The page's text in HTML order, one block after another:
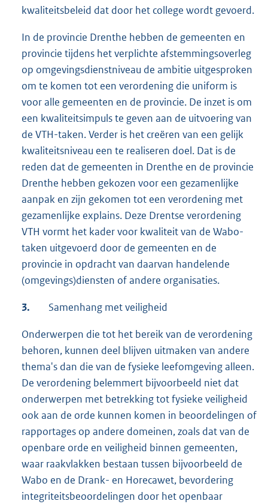
kwaliteitsbeleid dat door het college wordt gevoerd.
In de provincie Drenthe hebben de gemeenten en
provincie tijdens het verplichte afstemmingsoverleg
op omgevingsdienstniveau de ambitie uitgesproken
om te komen tot een verordening die uniform is
voor alle gemeenten en de provincie. De inzet is om
een kwaliteitsimpuls te geven aan de uitvoering van
de VTH-taken. Verder is het creëren van een gelijk
kwaliteitsniveau een te realiseren doel. Dat is de
reden dat de gemeenten in Drenthe en de provincie
Drenthe hebben gekozen voor een gezamenlijke
aanpak en zijn gekomen tot een verordening met
gezamenlijke explains. Deze Drentse verordening
VTH vormt het kader voor kwaliteit van de Wabo-
taken uitgevoerd door de gemeenten en de
provincie in opdracht van daarvan handelende
(omgevings)diensten of andere organisaties.
3. Samenhang met veiligheid
Onderwerpen die tot het bereik van de verordening
behoren, kunnen deel blijven uitmaken van andere
thema's dan die van de fysieke leefomgeving alleen.
De verordening belemmert bijvoorbeeld niet dat
onderwerpen met betrekking tot fysieke veiligheid
ook aan de orde kunnen komen in beoordelingen of
rapportages op andere domeinen, zoals dat van de
openbare orde en veiligheid binnen gemeenten,
waar raakvlakken bestaan tussen bijvoorbeeld de
Wabo en de Drank- en Horecawet, bevordering
integriteitsbeoordelingen door het openbaar